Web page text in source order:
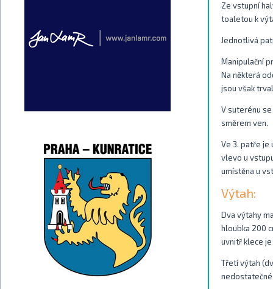
Ze vstupní
toaletou k
Jednotlivá
Manipulační
Na některá
jsou však
V suterénu
směrem ven.
Ve 3. patře je
vlevo u
umístěna u
Výtah:
Dva výtahy
hloubka 200
uvnitř klece je
Třetí výtah